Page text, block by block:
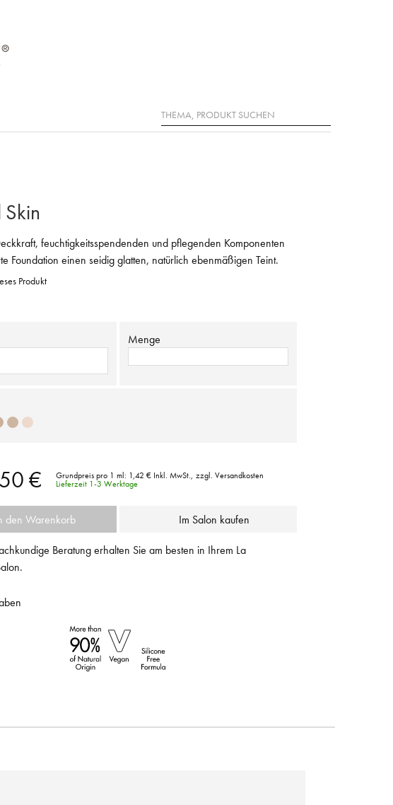
Suche
feuchtigkeitsspendenden und pflegenden Komponenten
Foundation einen seidig glatten, natürlich ebenmäßigen Teint.
Produkt
Menge
€ Grundpreis pro 1 ml: 1,42 € Inkl. MwSt., zzgl. Versandkosten
Lieferzeit 1-3 Werktage
den Warenkorb Im Salon kaufen
Beratung erhalten Sie am besten in Ihrem La